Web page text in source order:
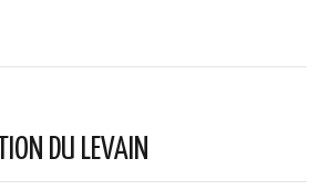
DU LEVAIN